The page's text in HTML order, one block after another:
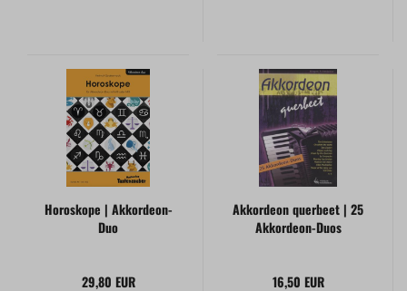
Horoskope | Akkordeon-
Duo
29,80 EUR
Akkordeon querbeet | 25
Akkordeon-Duos
16,50 EUR